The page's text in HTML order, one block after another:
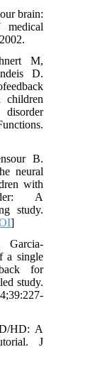
brain:
medical
M,
D.
children
B.
neural
with
A
study.
Garcia-
a single
for
study.
HD: A
J